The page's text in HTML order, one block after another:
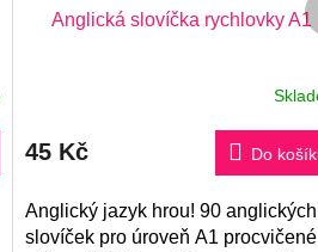
Anglická slovíčka rychlovky A1
je
5
hvězdiček.
45 Kč Do
Anglický jazyk hrou! 90 anglických
slovíček pro úroveň A1 procvičené